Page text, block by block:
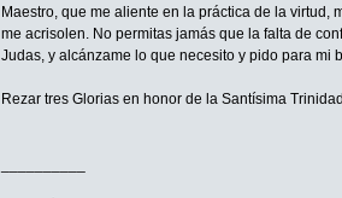
Maestro, que me aliente en la práctica de la
me acrisolen. No permitas jamás que la falta de
Judas, y alcánzame lo que necesito y pido para mi
Rezar tres Glorias en honor de la Santísima